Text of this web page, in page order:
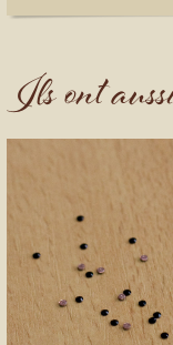
Ils ont